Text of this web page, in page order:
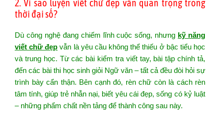
2. Vì sao luyện viết chữ đẹp vẫn quan trọng trong
thời đại số?
Dù công nghệ đang chiếm lĩnh cuộc sống, nhưng kỹ năng
viết chữ đẹp vẫn là yêu cầu không thể thiếu ở bậc tiểu học
và trung học. Từ các bài kiểm tra viết tay, bài tập chính tả,
đến các bài thi học sinh giỏi Ngữ văn – tất cả đều đòi hỏi sự
trình bày cẩn thận. Bên cạnh đó, rèn chữ còn là cách rèn
tâm tính, giúp trẻ nhẫn nại, biết yêu cái đẹp, sống có kỷ luật
– những phẩm chất nền tảng để thành công sau này.